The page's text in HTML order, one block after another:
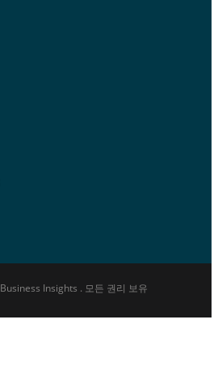
Insights . 모든 권리 보유